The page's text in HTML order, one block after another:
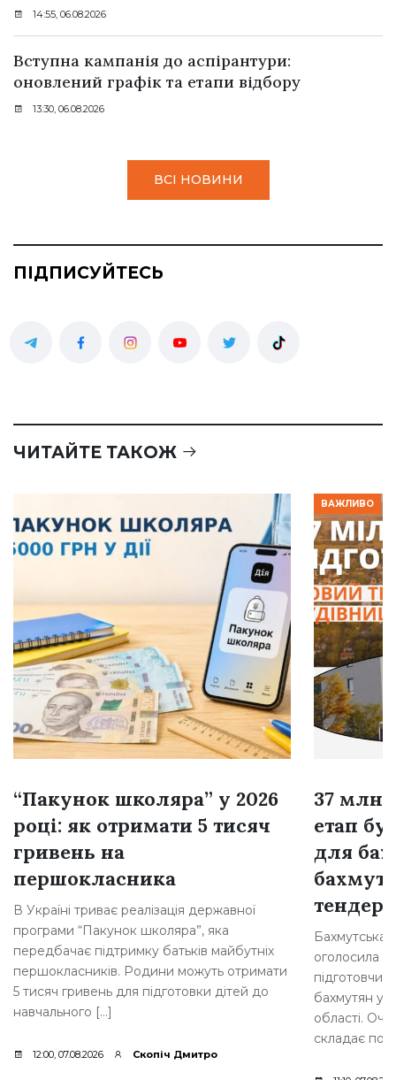
14:55, 06.08.2026
Вступна кампанія до аспірантури:
оновлений графік та етапи відбору
13:30, 06.08.2026
ВСІ НОВИНИ
ПІДПИСУЙТЕСЬ
ЧИТАЙТЕ ТАКОЖ
“Пакунок школяра” у 2026
році: як отримати 5 тисяч
гривень на
першокласника
В Україні триває реалізація державної
програми “Пакунок школяра”, яка
передбачає підтримку батьків майбутніх
першокласників. Родини можуть отримати
5 тисяч гривень для підготовки дітей до
навчального […]
12:00, 07.08.2026 Скопіч Дмитро
ВАЖЛИВО
37 млн
етап
для
тендер
Бахмутська
оголосила
бахмутян у
області.
складає